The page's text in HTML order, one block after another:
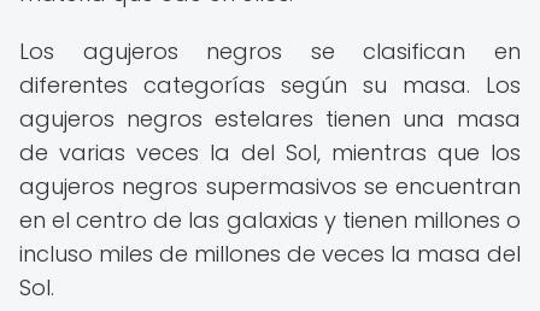
Los agujeros negros se clasifican en
diferentes categorías según su masa. Los
agujeros negros estelares tienen una masa
de varias veces la del Sol, mientras que los
agujeros negros supermasivos se encuentran
en el centro de las galaxias y tienen millones o
incluso miles de millones de veces la masa del
Sol.